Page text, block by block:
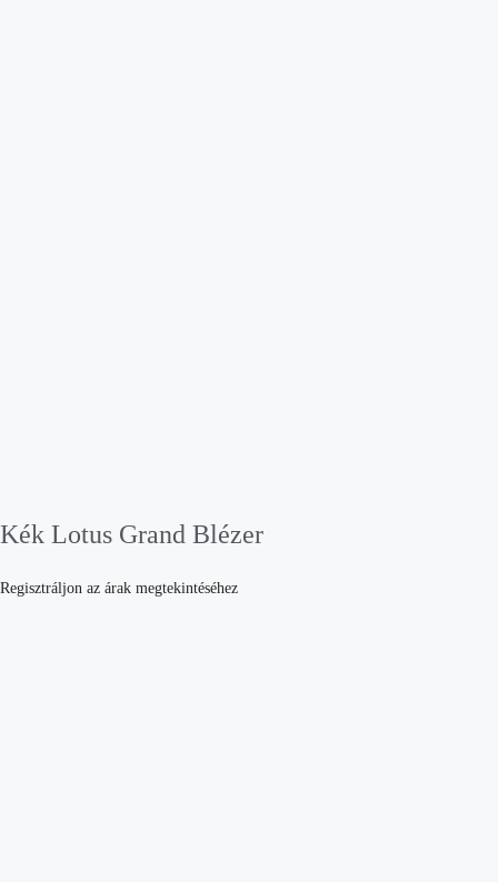
Kék Lotus Grand Blézer
Regisztráljon az árak megtekintéséhez